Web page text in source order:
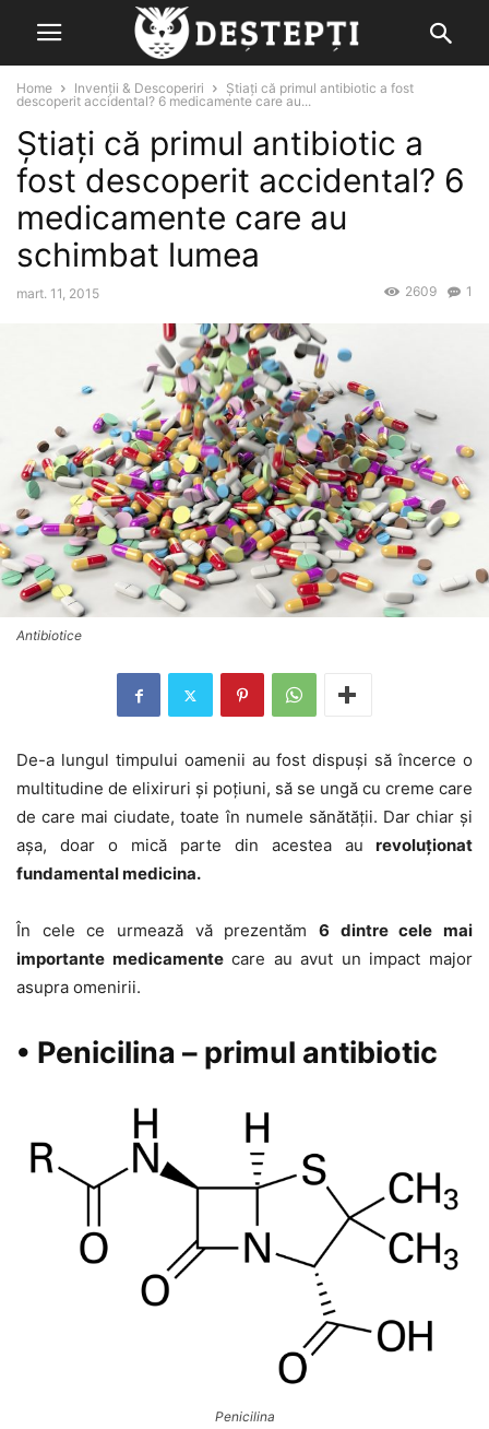
Home Invenții & Descoperiri
Știați că primul antibiotic a fost
descoperit accidental? 6 medicamente care au...
Știați că primul antibiotic a
fost descoperit accidental? 6
medicamente care au
schimbat lumea
mart. 11, 2015 1
2609
Antibiotice
De-a lungul timpului oamenii au fost dispuși să încerce o
multitudine de elixiruri și poțiuni, să se ungă cu creme care
de care mai ciudate, toate în numele sănătății. Dar chiar și
așa, doar o mică parte din acestea au revoluționat
fundamental medicina.
În cele ce urmează vă prezentăm 6 dintre cele mai
importante medicamentecare au avut un impact major
asupra omenirii.
• Penicilina – primul antibiotic
Penicilina